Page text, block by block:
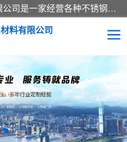
山东华钰金属材料有限公司是一家经营各种不锈钢管材、板材、圆钢、法兰、封头、型材等产品的公司；主营产品有：不锈钢管，激光切割，管件标准件，不锈钢圆钢，不锈钢人孔，不锈钢亮管，不锈钢角钢，不锈钢加工，不锈钢管子，不锈钢工业方管，不锈钢封头，不锈钢法兰，不锈钢阀门，不锈钢槽钢，不锈钢扁钢，不锈钢板等；可为客户制作各种规格的型材及不锈钢配件、非标准件及各种容器具等，能满足客户的不同采购要求。
料有限公司
激光切割
不锈钢圆钢
不锈钢亮管